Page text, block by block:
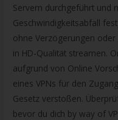
Servern durchgeführt und
Geschwindigkeitsabfall
ohne Verzögerungen
in HD-Qualität streamen.
aufgrund von Online
eines VPNs für den
Gesetz verstoßen.
bevor du dich by way of